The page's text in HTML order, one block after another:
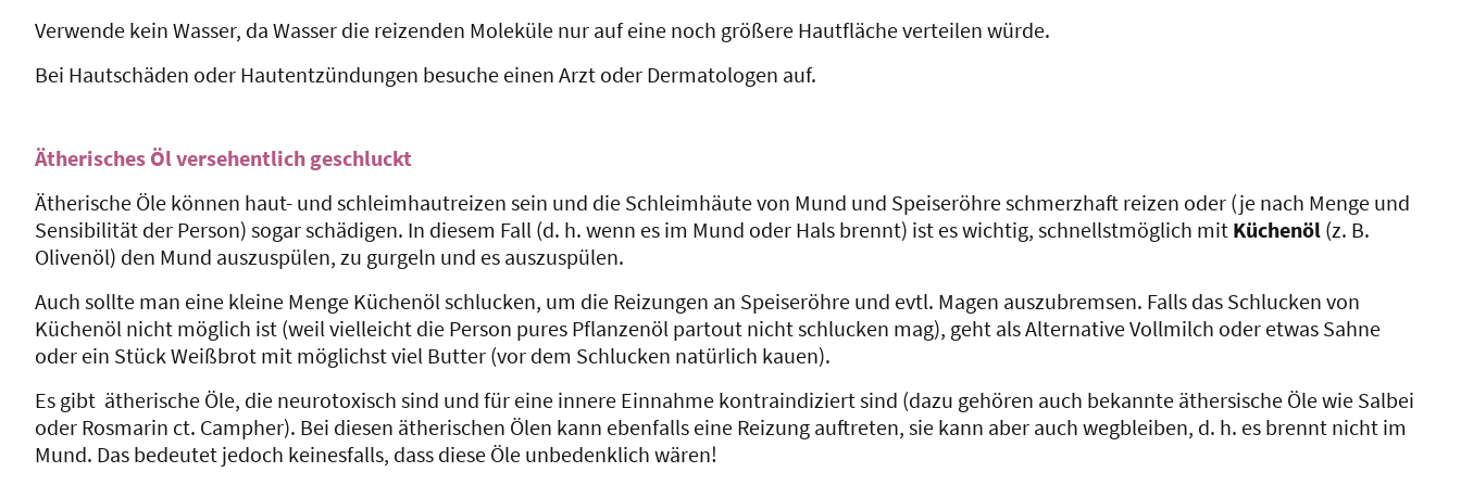
Verwende kein Wasser, da Wasser die reizenden Moleküle nur auf eine noch größere Hautfläche verteilen würde.
Bei Hautschäden oder Hautentzündungen besuche einen Arzt oder Dermatologen auf.
Ätherisches Öl versehentlich geschluckt
Ätherische Öle können haut- und schleimhautreizen sein und die Schleimhäute von Mund und Speiseröhre schmerzhaft reizen oder (je nach Menge und
Sensibilität der Person) sogar schädigen. In diesem Fall (d. h. wenn es im Mund oder Hals brennt) ist es wichtig, schnellstmöglich mit Küchenöl (z. B.
Olivenöl) den Mund auszuspülen, zu gurgeln und es auszuspülen.
Auch sollte man eine kleine Menge Küchenöl schlucken, um die Reizungen an Speiseröhre und evtl. Magen auszubremsen. Falls das Schlucken von
Küchenöl nicht möglich ist (weil vielleicht die Person pures Pflanzenöl partout nicht schlucken mag), geht als Alternative Vollmilch oder etwas Sahne
oder ein Stück Weißbrot mit möglichst viel Butter (vor dem Schlucken natürlich kauen).
Es gibt ätherische Öle, die neurotoxisch sind und für eine innere Einnahme kontraindiziert sind (dazu gehören auch bekannte äthersische Öle wie Salbei
oder Rosmarin ct. Campher). Bei diesen ätherischen Ölen kann ebenfalls eine Reizung auftreten, sie kann aber auch wegbleiben, d. h. es brennt nicht im
Mund. Das bedeutet jedoch keinesfalls, dass diese Öle unbedenklich wären!